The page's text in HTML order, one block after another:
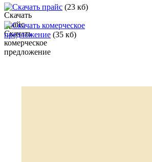
Скачать прайс (23 кб)
Скачать комерческое
предложение (35 кб)